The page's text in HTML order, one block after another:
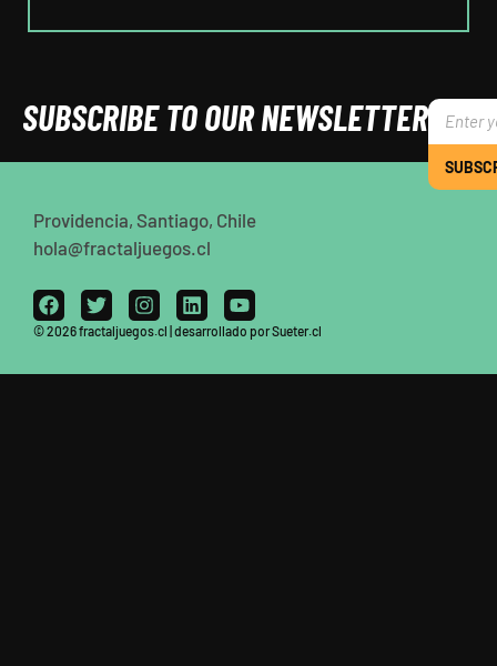
SUBSCRIBE TO OUR NEWSLETTER
Providencia, Santiago, Chile
hola@fractaljuegos.cl
© 2026 fractaljuegos.cl | desarrollado por Sueter.cl